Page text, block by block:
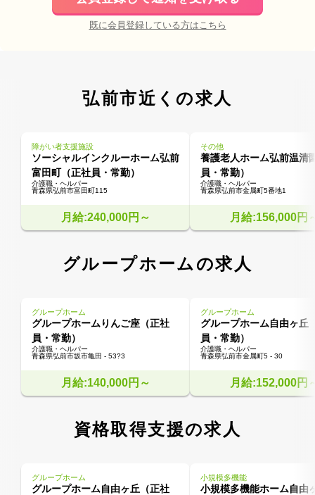
既に会員登録している方はこちら
弘前市近くの求人
障がい者支援施設
ソーシャルインクルーホーム弘前
富田町（正社員・常勤）
介護職・ヘルパー
青森県弘前市富田町115
月給:240,000円～
その他
養護老人ホーム弘前温清
員・常勤）
介護職・ヘルパー
青森県弘前市金属町5番地1
月給:156,000円
グループホームの求人
グループホーム
グループホームりんご座（正社
員・常勤）
介護職・ヘルパー
青森県弘前市坂市亀田 - 53?3
月給:140,000円～
グループホーム
グループホーム自由ヶ丘
員・常勤）
介護職・ヘルパー
青森県弘前市金属町5 - 30
月給:152,000円
資格取得支援の求人
グループホーム
グループホーム自由ヶ丘（正社
小規模多機能
小規模多機能ホーム自由